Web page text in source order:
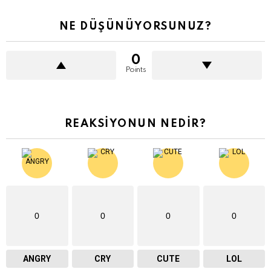
NE DÜŞÜNÜYORSUNUZ?
0
Points
REAKSIYONUN NEDIR?
0
ANGRY
0
CRY
0
CUTE
0
LOL